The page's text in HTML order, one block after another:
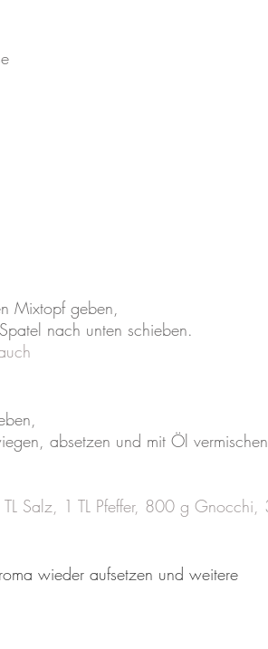
Mixtopf geben,
nach unten schieben.
absetzen und mit Öl
Salz, 1 TL Pfeffer, 800 g Gnocchi,
wieder aufsetzen und weitere